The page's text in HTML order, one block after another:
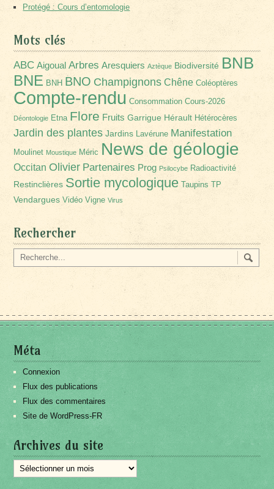
Protégé : Cours d’entomologie
Mots clés
ABC Aigoual Arbres Aresquiers Aztèque Biodiversité BNB
BNE BNH BNO Champignons Chêne Coléoptères
Compte-rendu Consommation Cours-2026
Déontologie Etna Flore Fruits Garrigue Hérault Hétérocères
Jardin des plantes Jardins Lavérune Manifestation
Moulinet Moustique Méric News de géologie
Occitan Olivier Partenaires Prog Psilocybe Radioactivité
Restinclières Sortie mycologique Taupins TP
Vendargues Vidéo Vigne Virus
Rechercher
Méta
Connexion
Flux des publications
Flux des commentaires
Site de WordPress-FR
Archives du site
Archives
du